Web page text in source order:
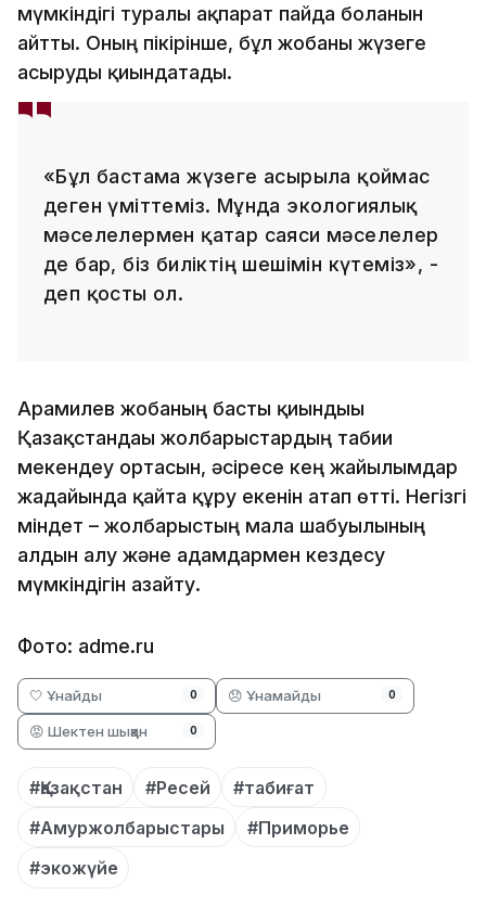
мүмкіндігі туралы ақпарат пайда болғанын
айтты. Оның пікірінше, бұл жобаны жүзеге
асыруды қиындатады.
«Бұл бастама жүзеге асырыла қоймас
деген үміттеміз. Мұнда экологиялық
мәселелермен қатар саяси мәселелер
де бар, біз биліктің шешімін күтеміз», -
деп қосты ол.
Арамилев жобаның басты қиындығы
Қазақстандағы жолбарыстардың табиғи
мекендеу ортасын, әсіресе кең жайылымдар
жағдайында қайта құру екенін атап өтті. Негізгі
міндет – жолбарыстың малға шабуылының
алдын алу және адамдармен кездесу
мүмкіндігін азайту.
Фото: adme.ru
🤍 Ұнайды 0 😞 Ұнамайды 0
😡 Шектен шыққан 0
#Қазақстан #Ресей
#табиғат
#Амуржолбарыстары
#Приморье
#экожүйе